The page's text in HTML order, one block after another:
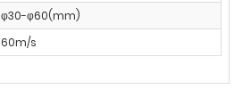
φ30-φ60(mm)
60m/s